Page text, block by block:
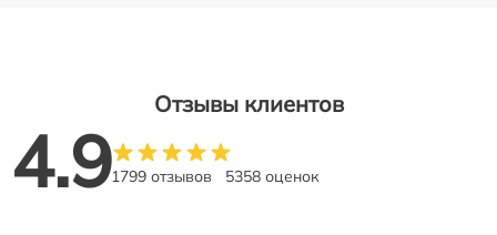
Отзывы клиентов
4.91799 отзывов 5358 оценок